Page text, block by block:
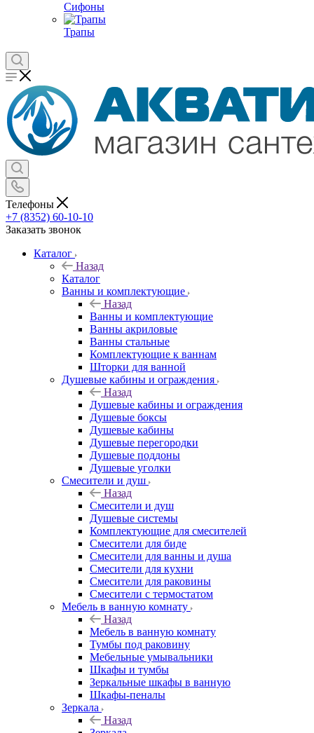
Сифоны
Трапы
Телефоны
+7 (8352) 60-10-10
Заказать звонок
Каталог
Назад
Каталог
Ванны и комплектующие
Назад
Ванны и комплектующие
Ванны акриловые
Ванны стальные
Комплектующие к ваннам
Шторки для ванной
Душевые кабины и ограждения
Назад
Душевые кабины и ограждения
Душевые боксы
Душевые кабины
Душевые перегородки
Душевые поддоны
Душевые уголки
Смесители и душ
Назад
Смесители и душ
Душевые системы
Комплектующие для смесителей
Смесители для биде
Смесители для ванны и душа
Смесители для кухни
Смесители для раковины
Смесители с термостатом
Мебель в ванную комнату
Назад
Мебель в ванную комнату
Тумбы под раковину
Мебельные умывальники
Шкафы и тумбы
Зеркальные шкафы в ванную
Шкафы-пеналы
Зеркала
Назад